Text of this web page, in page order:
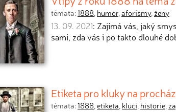
témata:1888, humor,aforismy, ženy
13. 09. 2021: Zajímá vás, jaký
sami, zda vás i po takto dlouhé
Etiketa pro kluky na
témata:1888,etiketa, kluci, historie,